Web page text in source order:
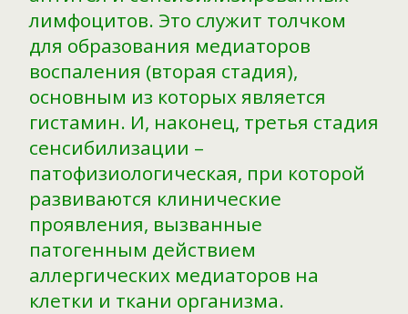
лимфоцитов. Это служит толчком
для образования медиаторов
воспаления (вторая стадия),
основным из которых является
гистамин. И, наконец, третья стадия
сенсибилизации –
патофизиологическая, при которой
развиваются клинические
проявления, вызванные
патогенным действием
аллергических медиаторов на
клетки и ткани организма.